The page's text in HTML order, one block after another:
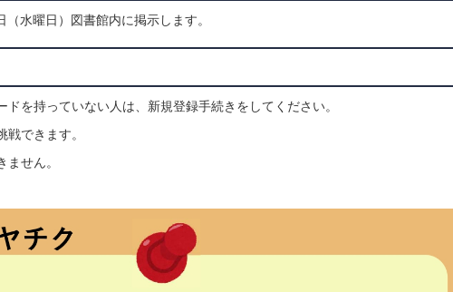
水曜日）図書館内に掲示します。
ドを持っていない人は、新規登録手続きをしてください。
戦できます。
ません。